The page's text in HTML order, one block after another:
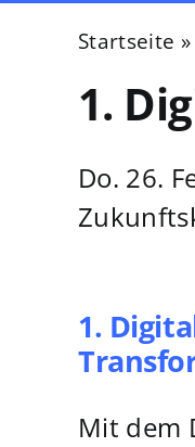
Startseite »
1.
Do. 26.
1.
Mit dem